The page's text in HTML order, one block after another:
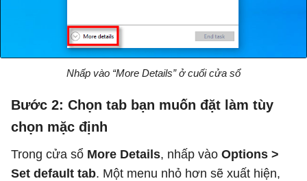
Nhấp vào “More Details” ở cuối cửa sổ
Bước 2: Chọn tab bạn muốn đặt làm tùy
chọn mặc định
Trong cửa sổ More Details, nhấp vào Options >
Set default tab. Một menu nhỏ hơn sẽ xuất hiện,